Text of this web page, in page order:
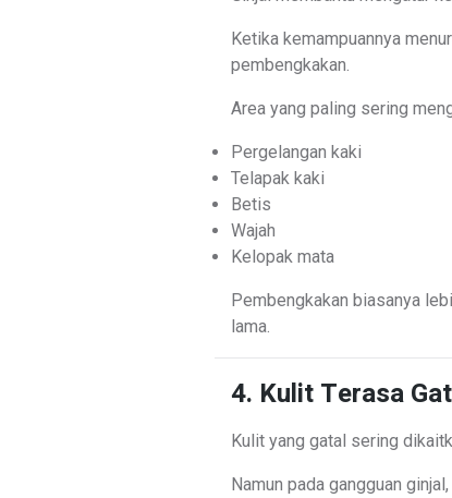
Ketika kemampuannya
pembengkakan.
Area yang paling sering
Pergelangan kaki
Telapak kaki
Betis
Wajah
Kelopak mata
Pembengkakan biasanya
lama.
4. Kulit Terasa
Kulit yang gatal sering
Namun pada gangguan